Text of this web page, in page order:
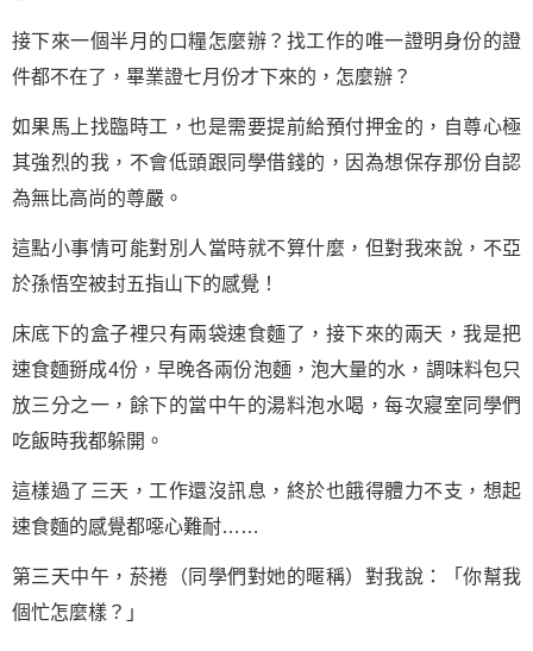
接下來一個半月的口糧怎麼辦？找工作的唯一證明身份的證
件都不在了，畢業證七月份才下來的，怎麼辦？
如果馬上找臨時工，也是需要提前給預付押金的，自尊心極
其強烈的我，不會低頭跟同學借錢的，因為想保存那份自認
為無比高尚的尊嚴。
這點小事情可能對別人當時就不算什麼，但對我來說，不亞
於孫悟空被封五指山下的感覺！
床底下的盒子裡只有兩袋速食麵了，接下來的兩天，我是把
速食麵掰成4份，早晚各兩份泡麵，泡大量的水，調味料包只
放三分之一，餘下的當中午的湯料泡水喝，每次寢室同學們
吃飯時我都躲開。
這樣過了三天，工作還沒訊息，終於也餓得體力不支，想起
速食麵的感覺都噁心難耐……
第三天中午，菸捲（同學們對她的暱稱）對我說：「你幫我
個忙怎麼樣？」